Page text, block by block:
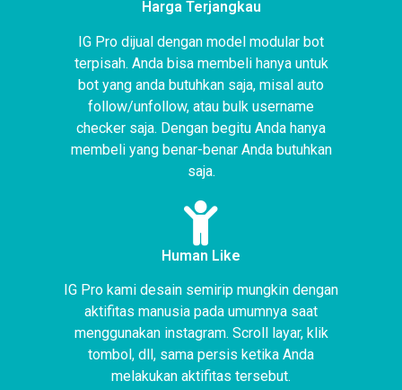
Harga Terjangkau
IG Pro dijual dengan model modular bot
terpisah. Anda bisa membeli hanya untuk
bot yang anda butuhkan saja, misal auto
follow/unfollow, atau bulk username
checker saja. Dengan begitu Anda hanya
membeli yang benar-benar Anda butuhkan
saja.
Human Like
IG Pro kami desain semirip mungkin dengan
aktifitas manusia pada umumnya saat
menggunakan instagram. Scroll layar, klik
tombol, dll, sama persis ketika Anda
melakukan aktifitas tersebut.